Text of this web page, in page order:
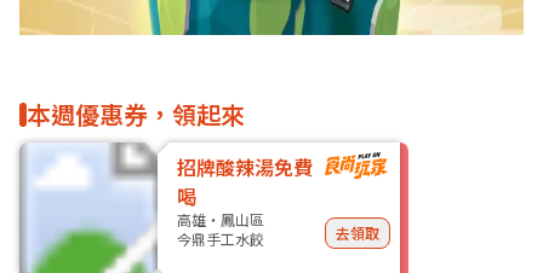
本週優惠券，領起來
招牌酸辣湯免費
喝
高雄・鳳山區
今鼎手工水餃
去領取